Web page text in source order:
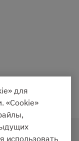
для
«Cookie»
использовать